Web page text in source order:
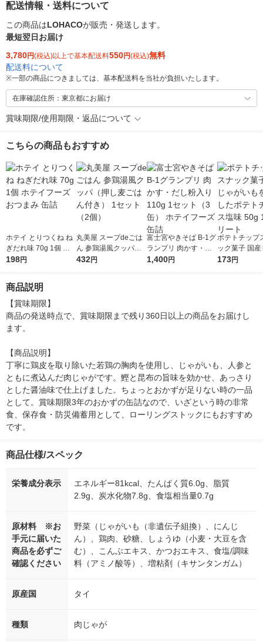
配送情報・送料について
この商品はLOHACOが販売・発送します。
最短翌日お届け
3,780円(税込)以上で基本配送料550円(税込)無料
配送料について
※一部の商品につきましては、基本配送料を当社が負担いたします。
在庫確認住所：東京都にお届け
賞味期限/使用期限・返品について
こちらの商品もおすすめ
ホテイ とりつくね ね
ぎだれ味 70g 1個 ホ
テイフーズ おつまみ
198円
丸美屋 スープdeごは
ん 参鶏湯風クッパ
（押し麦ごはん付き）
432円
富士宮やきそば B-1グ
ランプリ 肉かす・だ
し粉入り 110g 1セッ
1,400円
ポテトチップ
ック菓子 国
いもを使用し
173円
商品説明
【賞味期限】
商品の発送時点で、賞味期限まで残り360日以上の商品をお届けし
ます。
【商品説明】
丁寧に鶏皮を取り除いた若鶏の胸肉を使用し、じゃがいも、人参と
ともに煮込んだ肉じゃがです。鰹と昆布の旨味を効かせ、あっさり
とした醤油味で仕上げました。ちょっとおかずが足りない時の一品
として。賞味期限3年のおかずの缶詰なので、いざという時の非常
食、保存食・防災備蓄用として、ローリングストックにもおすすめ
です。
商品仕様/スペック
栄養成分表示
エネルギー81kcal、たんぱく質6.0g、脂質
2.9g、炭水化物7.8g、食塩相当量0.7g
原材料 ※お
手元に届いた
商品を必ずご
確認ください
野菜（じゃがいも（非遺伝子組換）、にんじ
ん）、鶏肉、砂糖、しょうゆ（小麦・大豆を含
む）、こんぶエキス、かつおエキス、食塩/調味
料（アミノ酸等）、増粘剤（キサンタンガム）
原産国 タイ
種類 肉じゃが